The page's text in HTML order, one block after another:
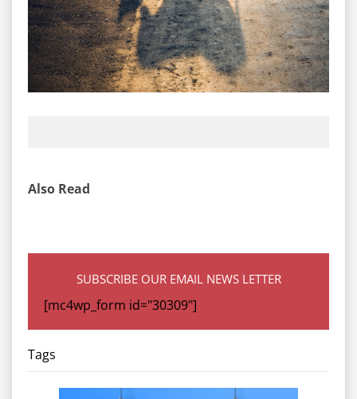
Also Read
SUBSCRIBE OUR EMAIL NEWS LETTER
[mc4wp_form id="30309"]
Tags